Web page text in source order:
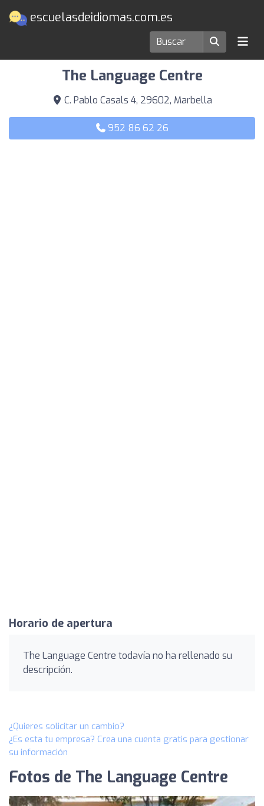
escuelasdeidiomas.com.es
Escuelas de idiomas en Marbella
The Language Centre
C. Pablo Casals 4, 29602, Marbella
952 86 62 26
Horario de apertura
The Language Centre todavía no ha rellenado su
descripción.
¿Quieres solicitar un cambio?
¿Es esta tu empresa? Crea una cuenta gratis para gestionar
su información
Fotos de The Language Centre